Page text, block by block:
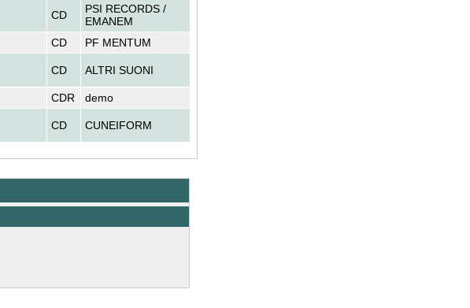
CD
PSI RECORDS /
EMANEM
CD PF MENTUM
CD ALTRI SUONI
CDR demo
CD CUNEIFORM